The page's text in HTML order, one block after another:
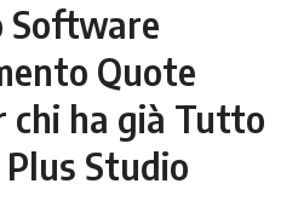
Software
Quote
chi ha già Tutto
Studio